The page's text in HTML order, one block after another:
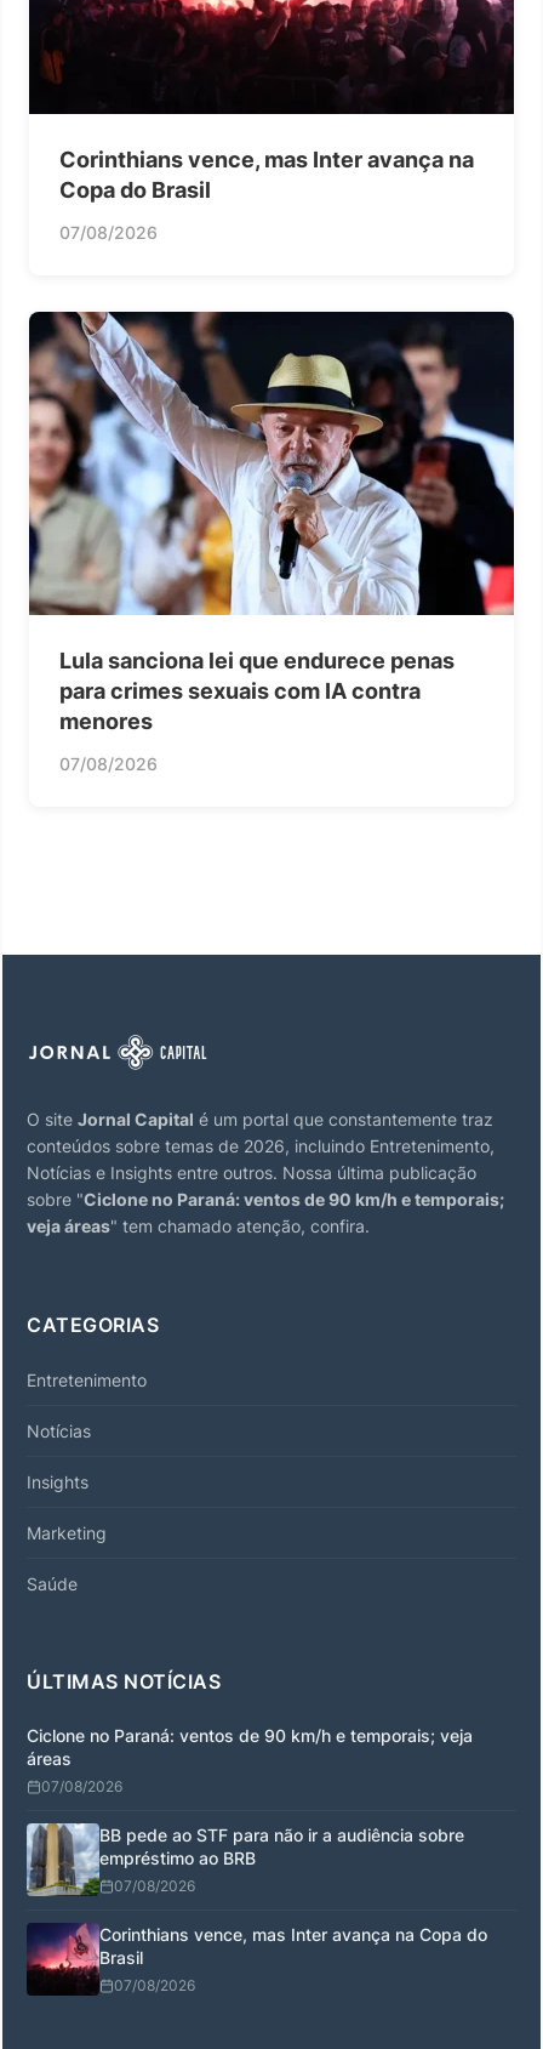
Corinthians vence, mas Inter avança na
Copa do Brasil
07/08/2026
Lula sanciona lei que endurece penas
para crimes sexuais com IA contra
menores
07/08/2026
O site Jornal Capital é um portal que constantemente traz
conteúdos sobre temas de 2026, incluindo Entretenimento,
Notícias e Insights entre outros. Nossa última publicação
sobre "Ciclone no Paraná: ventos de 90 km/h e temporais;
veja áreas" tem chamado atenção, confira.
CATEGORIAS
Entretenimento
Notícias
Insights
Marketing
Saúde
ÚLTIMAS NOTÍCIAS
Ciclone no Paraná: ventos de 90 km/h e temporais; veja
áreas
07/08/2026
BB pede ao STF para não ir a audiência sobre
empréstimo ao BRB
07/08/2026
Corinthians vence, mas Inter avança na Copa do
Brasil
07/08/2026